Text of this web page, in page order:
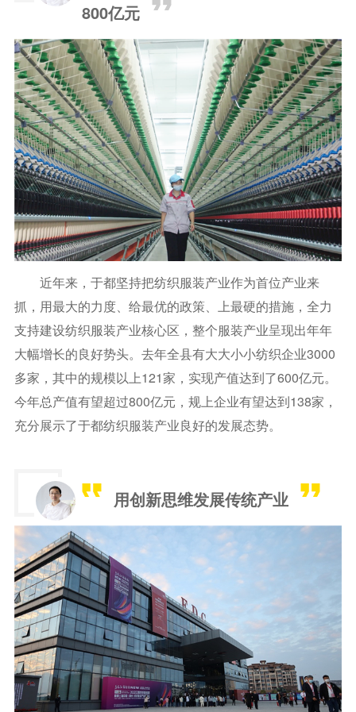
800亿元
近年来，于都坚持把纺织服装产业作为首位产业来
抓，用最大的力度、给最优的政策、上最硬的措施，全力
支持建设纺织服装产业核心区，整个服装产业呈现出年年
大幅增长的良好势头。去年全县有大大小小纺织企业3000
多家，其中的规模以上121家，实现产值达到了600亿元。
今年总产值有望超过800亿元，规上企业有望达到138家，
充分展示了于都纺织服装产业良好的发展态势。
用创新思维发展传统产业